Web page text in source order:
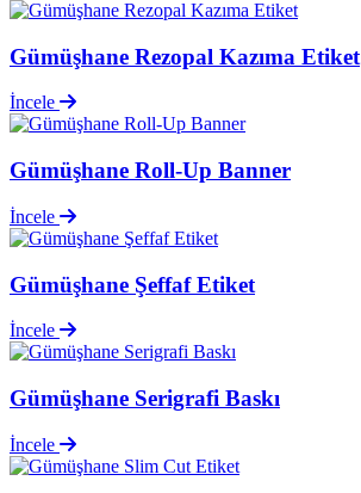
Gümüşhane Rezopal Kazıma Etiket
İncele
Gümüşhane Roll-Up Banner
İncele
Gümüşhane Şeffaf Etiket
İncele
Gümüşhane Serigrafi Baskı
İncele